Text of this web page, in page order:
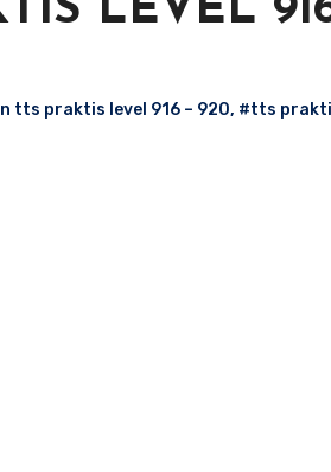
LEVEL
tts praktis level 916 – 920, #tts